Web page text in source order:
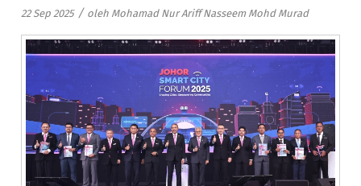
22 Sep 2025 / oleh Mohamad Nur Ariff Nasseem Mohd Murad